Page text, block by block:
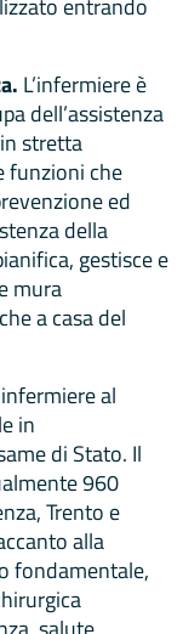
L’infermiere è
dell’assistenza
stretta
funzioni che
ed
della
gestisce e
mura
a casa del
al
in
di Stato. Il
960
Trento e
alla
fondamentale,